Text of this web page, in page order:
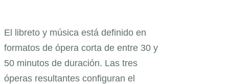
El libreto y música está definido en
formatos de ópera corta de entre 30 y
50 minutos de duración. Las tres
óperas resultantes configuran el